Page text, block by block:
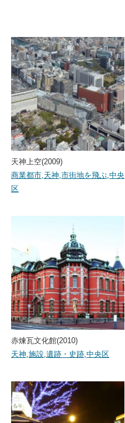
天神上空(2009)
商業都市,天神,市街地を飛ぶ,中央
区
赤煉瓦文化館(2010)
天神,施設,遺跡・史跡,中央区